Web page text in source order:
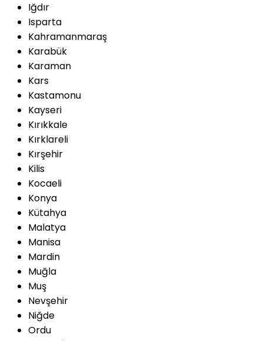
Iğdır
Isparta
Kahramanmaraş
Karabük
Karaman
Kars
Kastamonu
Kayseri
Kırıkkale
Kırklareli
Kırşehir
Kilis
Kocaeli
Konya
Kütahya
Malatya
Manisa
Mardin
Muğla
Muş
Nevşehir
Niğde
Ordu